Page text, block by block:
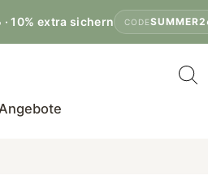
· 10% extra sichern
CODE